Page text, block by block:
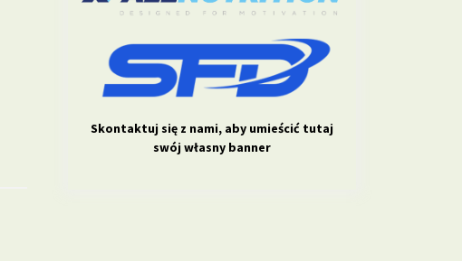
Skontaktuj się z nami, aby umieścić tutaj
swój własny banner